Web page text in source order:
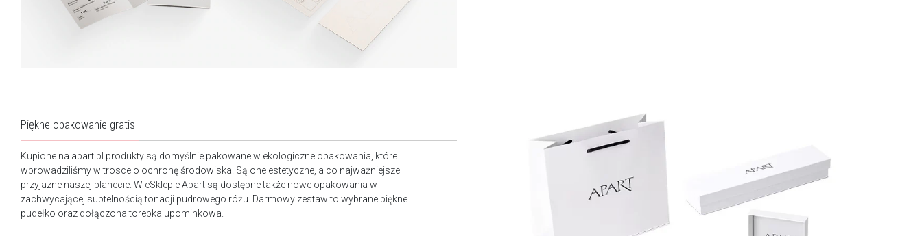
Piękne opakowanie gratis
Kupione na apart.pl produkty są domyślnie pakowane w ekologiczne opakowania, które
wprowadziliśmy w trosce o ochronę środowiska. Są one estetyczne, a co najważniejsze
przyjazne naszej planecie. W eSklepie Apart są dostępne także nowe opakowania w
zachwycającej subtelnością tonacji pudrowego różu. Darmowy zestaw to wybrane piękne
pudełko oraz dołączona torebka upominkowa.